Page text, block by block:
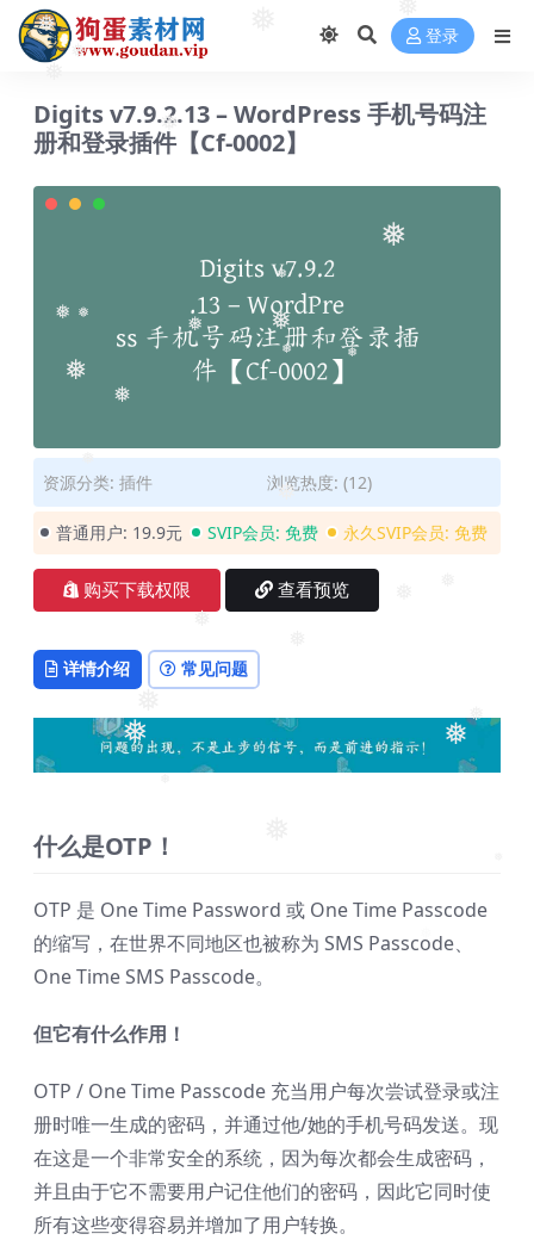
❅
❅
❅
❅
❅
❅
❅
❅
❅
❅
❅
❅
❅
登录
Digits v7.9.2.13 – WordPress 手机号码注
册和登录插件【Cf-0002】
资源分类: 插件 浏览热度: (12)
普通用户: 19.9元 SVIP会员: 免费 永久SVIP会员: 免费
购买下载权限 查看预览
详情介绍 常见问题
什么是OTP！
OTP 是 One Time Password 或 One Time Passcode
的缩写，在世界不同地区也被称为 SMS Passcode、
One Time SMS Passcode。
但它有什么作用！
OTP / One Time Passcode 充当用户每次尝试登录或注
册时唯一生成的密码，并通过他/她的手机号码发送。现
在这是一个非常安全的系统，因为每次都会生成密码，
并且由于它不需要用户记住他们的密码，因此它同时使
所有这些变得容易并增加了用户转换。